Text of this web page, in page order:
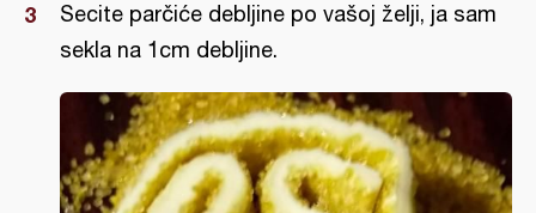
Secite parčiće debljine po vašoj želji, ja sam
sekla na 1cm debljine.